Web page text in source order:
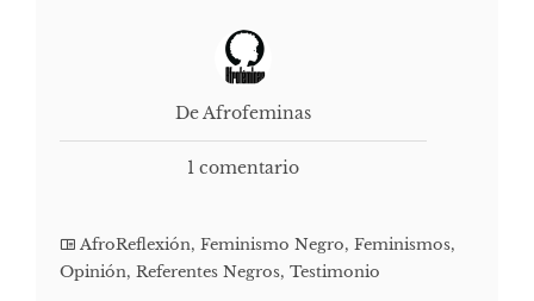
De Afrofeminas
1 comentario
AfroReflexión, Feminismo Negro, Feminismos,
Opinión, Referentes Negros, Testimonio